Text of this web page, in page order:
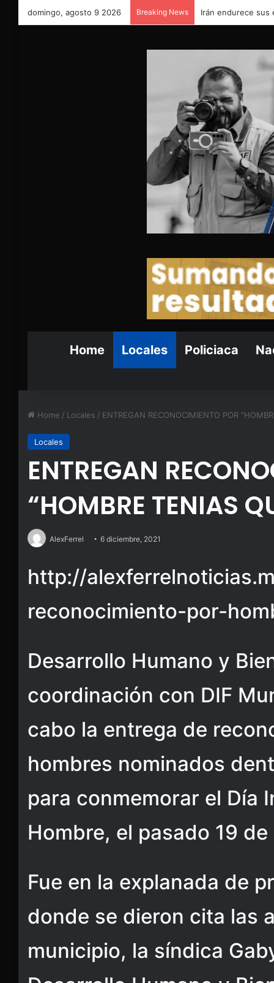
domingo, agosto 9 2026 Breaking News Irán endurece sus
Home Locales Policiaca
Home / Locales / ENTREGAN RECONOCIMIENTO POR
Locales
ENTREGAN
“HOMBRE TENIAS
AlexFerrel 6 diciembre, 2021
http://
reconocimiento-por-
Desarrollo Humano y
coordinación con DIF
cabo la entrega de
hombres nominados
para conmemorar el Día
Hombre, el pasado 19
Fue en la explanada de
donde se dieron cita las
municipio, la síndica